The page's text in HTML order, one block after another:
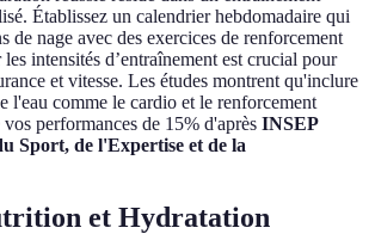
Établissez un calendrier hebdomadaire qui
de nage avec des exercices de renforcement
intensités d’entraînement est crucial pour
et vitesse. Les études montrent qu'inclure
l'eau comme le cardio et le renforcement
performances de 15% d'après INSEP
Sport, de l'Expertise et de la
et Hydratation